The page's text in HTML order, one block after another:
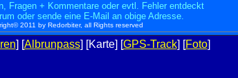
Fragen + Kommentare oder evtl. Fehler entdeckt
oder sende eine E-Mail an obige Adresse.
2011 by Redorbiter, all Rights reserved
] [Albrunpass] [Karte] [GPS-Track] [Foto]